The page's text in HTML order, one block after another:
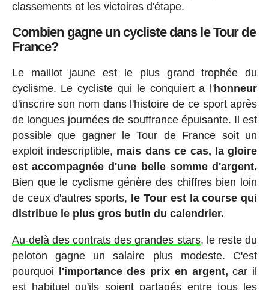
classements et les victoires d'étape.
Combien gagne un cycliste dans le Tour de
France?
Le maillot jaune est le plus grand trophée du
cyclisme. Le cycliste qui le conquiert a l'honneur
d'inscrire son nom dans l'histoire de ce sport après
de longues journées de souffrance épuisante. Il est
possible que gagner le Tour de France soit un
exploit indescriptible, mais dans ce cas, la gloire
est accompagnée d'une belle somme d'argent.
Bien que le cyclisme génère des chiffres bien loin
de ceux d'autres sports, le Tour est la course qui
distribue le plus gros butin du calendrier.
Au-delà des contrats des grandes stars, le reste du
peloton gagne un salaire plus modeste. C'est
pourquoi l'importance des prix en argent, car il
est habituel qu'ils soient partagés entre tous les